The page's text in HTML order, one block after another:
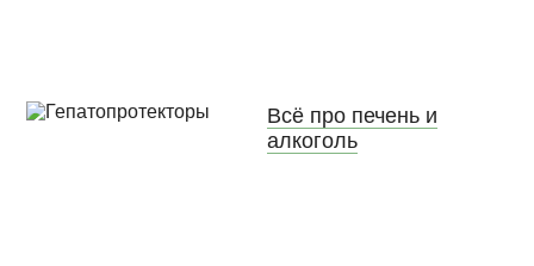
Всё про печень и
алкоголь